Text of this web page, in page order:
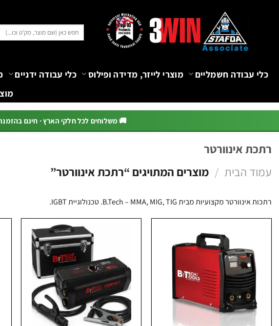
כלי עבודה חשמליים מוצרי לייזר, מדידה ופילוס כלי עבודה ידניים
🚚 משלוחים לכל חלקי הארץ · חינם בהזמנה
רתכת אינוורטר
עמוד הבית / מוצרים המתויגים “רתכת אינוורטר”
רתכות אינוורטר מקצועיות מבית B.Tech – MMA, MIG, TIG. טכנולוגיית IGBT.